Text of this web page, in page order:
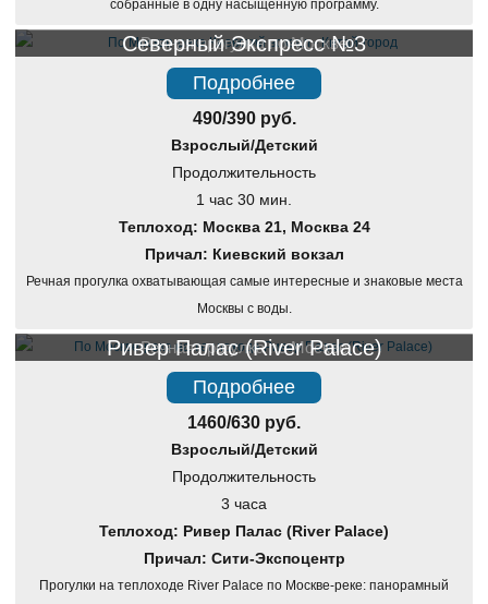
собранные в одну насыщенную программу.
Речная прогулка по Москве
Северный Экспресс №3
Подробнее
490/390 руб.
Взрослый/Детский
Продолжительность
1 час 30 мин.
Теплоход: Москва 21, Москва 24
Причал: Киевский вокзал
Речная прогулка охватывающая самые интересные и знаковые места
Москвы с воды.
Речная прогулка по Москве
Ривер Палас (River Palace)
Подробнее
1460/630 руб.
Взрослый/Детский
Продолжительность
3 часа
Теплоход: Ривер Палас (River Palace)
Причал: Сити-Экспоцентр
Прогулки на теплоходе River Palace по Москве-реке: панорамный